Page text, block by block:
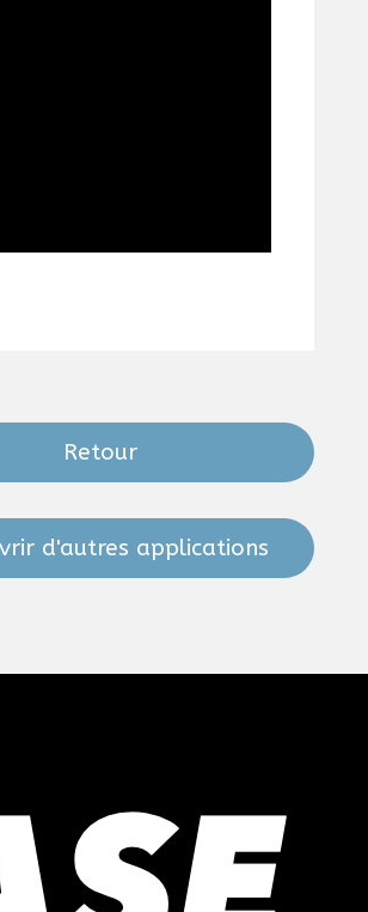
Retour
d'autres applications